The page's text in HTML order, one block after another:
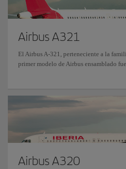
Airbus A321
El Airbus A-321, perteneciente a la
primer modelo de Airbus ensamblado
Airbus A320